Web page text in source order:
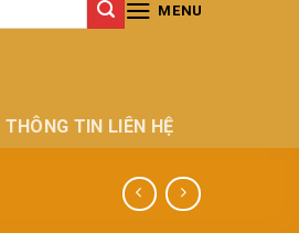
MENU
THÔNG TIN LIÊN HỆ